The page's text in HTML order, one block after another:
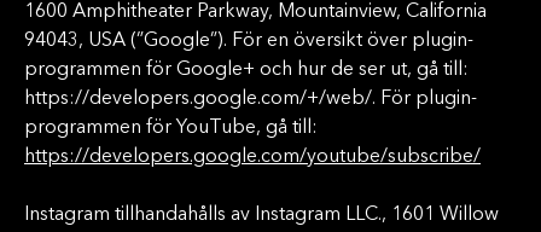
1600 Amphitheater Parkway, Mountainview, California
94043, USA (”Google”). För en översikt över plugin-
programmen för Google+ och hur de ser ut, gå till:
https://developers.google.com/+/web/. För plugin-
programmen för YouTube, gå till:
https://developers.google.com/youtube/subscribe/
Instagram tillhandahålls av Instagram LLC., 1601 Willow